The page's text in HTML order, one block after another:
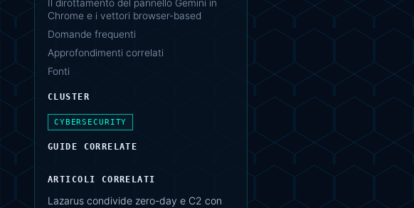
Il dirottamento del pannello Gemini in
Chrome e i vettori browser-based
Domande frequenti
Approfondimenti correlati
Fonti
CLUSTER
CYBERSECURITY
GUIDE CORRELATE
ARTICOLI CORRELATI
Lazarus condivide zero-day e C2 con